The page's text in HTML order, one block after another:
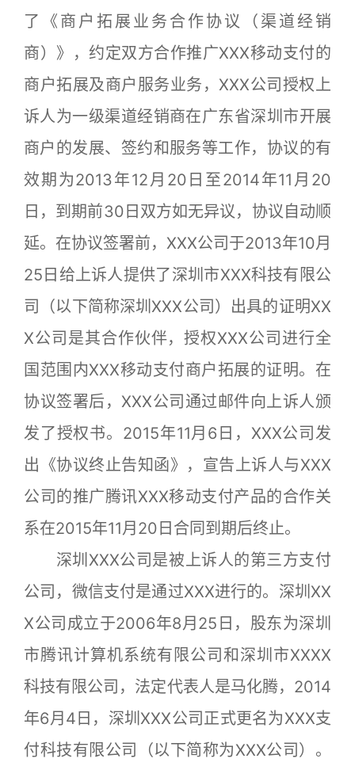
了《商户拓展业务合作协议（渠道经销
商）》，约定双方合作推广XXX移动支付的
商户拓展及商户服务业务，XXX公司授权上
诉人为一级渠道经销商在广东省深圳市开展
商户的发展、签约和服务等工作，协议的有
效期为2013年12月20日至2014年11月20
日，到期前30日双方如无异议，协议自动顺
延。在协议签署前，XXX公司于2013年10月
25日给上诉人提供了深圳市XXX科技有限公
司（以下简称深圳XXX公司）出具的证明XX
X公司是其合作伙伴，授权XXX公司进行全
国范围内XXX移动支付商户拓展的证明。在
协议签署后，XXX公司通过邮件向上诉人颁
发了授权书。2015年11月6日，XXX公司发
出《协议终止告知函》，宣告上诉人与XXX
公司的推广腾讯XXX移动支付产品的合作关
系在2015年11月20日合同到期后终止。
深圳XXX公司是被上诉人的第三方支付
公司，微信支付是通过XXX进行的。深圳XX
X公司成立于2006年8月25日，股东为深圳
市腾讯计算机系统有限公司和深圳市XXXX
科技有限公司，法定代表人是马化腾，2014
年6月4日，深圳XXX公司正式更名为XXX支
付科技有限公司（以下简称为XXX公司）。